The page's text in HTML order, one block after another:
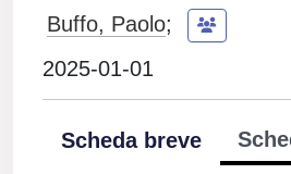
Buffo, Paolo;
2025-01-01
Scheda breve